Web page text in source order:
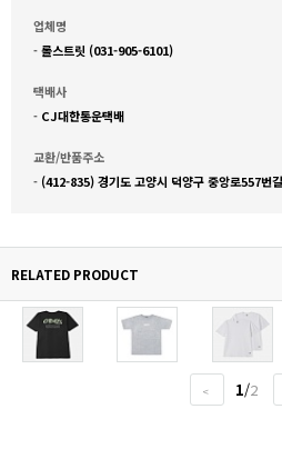
업체명
-롤스트릿 (031-905-6101)
택배사
- CJ대한통운택배
교환/반품주소
- (412-835) 경기도 고양시 덕양구 중앙로557번
RELATED PRODUCT
< 1/2